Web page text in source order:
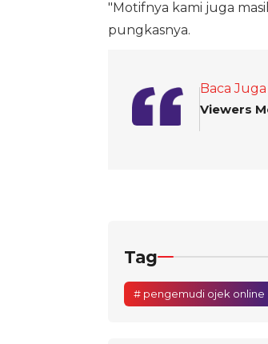
"Motifnya kami juga
pungkasnya.
Baca Juga
Viewers
Tag
# pengemudi ojek online